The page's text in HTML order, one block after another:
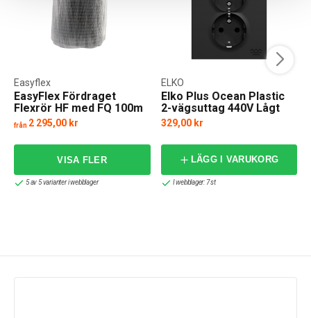
EasyFlex Fördraget
Flexrör HF med FQ 100m
Easyflex
från 2 295,00 kr
5 av 5 varianter i webblager
Elko Plus Ocean Plastic
2-vägsuttag 440V Lågt
ELKO
329,00 kr
LÄGG I VARUKORG
I webblager: 7 st